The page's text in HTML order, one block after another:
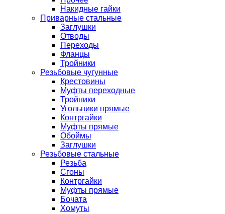
Накидные гайки
Приварные стальные
Заглушки
Отводы
Переходы
Фланцы
Тройники
Резьбовые чугунные
Крестовины
Муфты переходные
Тройники
Угольники прямые
Контргайки
Муфты прямые
Обоймы
Заглушки
Резьбовые стальные
Резьба
Сгоны
Контргайки
Муфты прямые
Бочата
Хомуты